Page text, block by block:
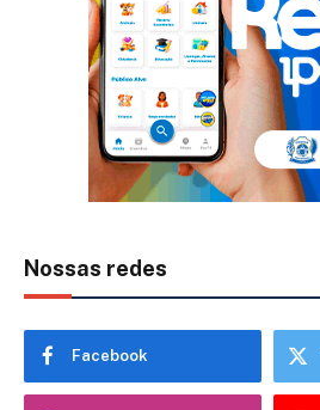
Nossas redes
Facebook